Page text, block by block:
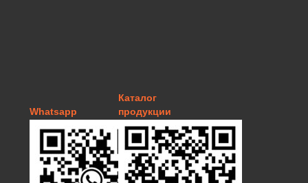
Whatsapp
Каталог
продукции